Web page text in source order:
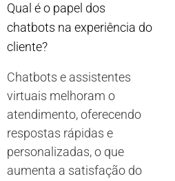
Qual é o papel dos
chatbots na experiência do
cliente?
Chatbots e assistentes
virtuais melhoram o
atendimento, oferecendo
respostas rápidas e
personalizadas, o que
aumenta a satisfação do